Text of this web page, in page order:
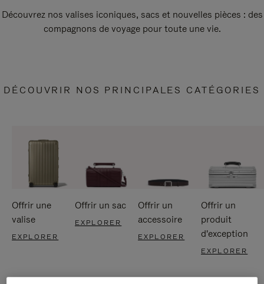
Découvrez nos valises iconiques, sacs et nouvelles pièces : des
compagnons de voyage pour toute une vie.
DÉCOUVRIR NOS PRINCIPALES CATÉGORIES
Offrir une
valise
EXPLORER
Offrir un sac
EXPLORER
Offrir un
accessoire
EXPLORER
Offrir un
produit
d'exception
EXPLORER